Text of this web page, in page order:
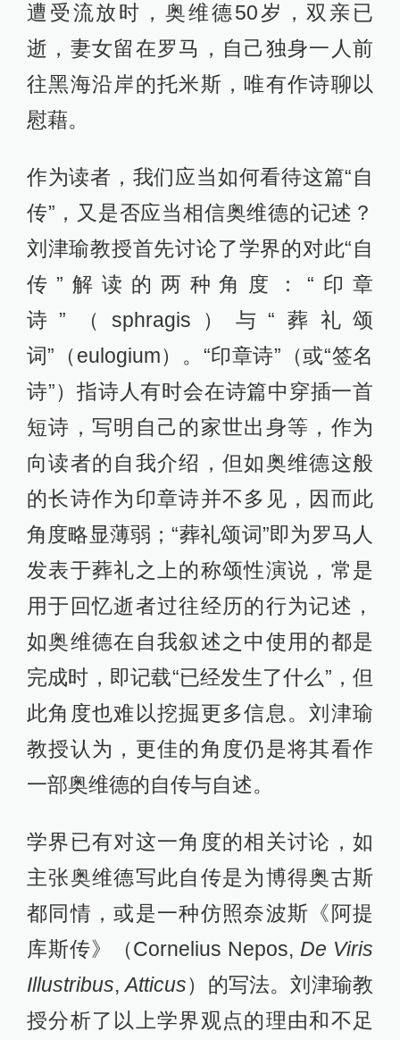
遭受流放时，奥维德50岁，双亲已
逝，妻女留在罗马，自己独身一人前
往黑海沿岸的托米斯，唯有作诗聊以
慰藉。
作为读者，我们应当如何看待这篇“自
传”，又是否应当相信奥维德的记述？
刘津瑜教授首先讨论了学界的对此“自
传”解读的两种角度：“印章
诗”（sphragis）与“葬礼颂
词”（eulogium）。“印章诗”（或“签名
诗”）指诗人有时会在诗篇中穿插一首
短诗，写明自己的家世出身等，作为
向读者的自我介绍，但如奥维德这般
的长诗作为印章诗并不多见，因而此
角度略显薄弱；“葬礼颂词”即为罗马人
发表于葬礼之上的称颂性演说，常是
用于回忆逝者过往经历的行为记述，
如奥维德在自我叙述之中使用的都是
完成时，即记载“已经发生了什么”，但
此角度也难以挖掘更多信息。刘津瑜
教授认为，更佳的角度仍是将其看作
一部奥维德的自传与自述。
学界已有对这一角度的相关讨论，如
主张奥维德写此自传是为博得奥古斯
都同情，或是一种仿照奈波斯《阿提
库斯传》（Cornelius Nepos, De Viris
Illustribus,Atticus）的写法。刘津瑜教
授分析了以上学界观点的理由和不足